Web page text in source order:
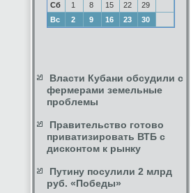
Сб
1 8 15 22
29
Вс
2 9 16 23 30
Власти Кубани обсудили с
фермерами земельные
проблемы
Правительство готово
приватизировать ВТБ с
дисконтом к рынку
Путину посулили 2 млрд
руб. «Победы»